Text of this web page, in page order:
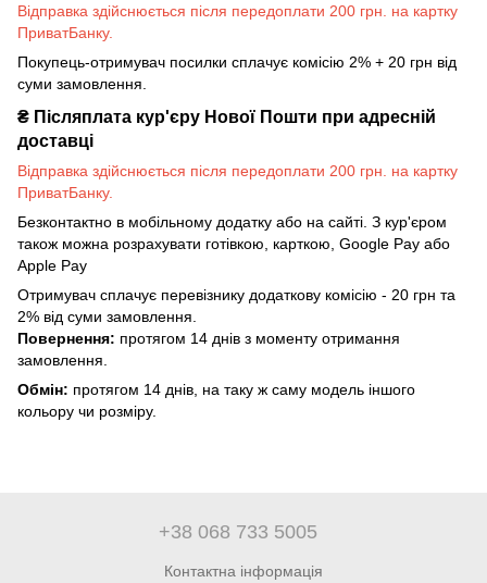
Відправка здійснюється після передоплати 200 грн. на картку
ПриватБанку.
Покупець-отримувач посилки сплачує комісію 2% + 20 грн від
суми замовлення.
₴ Післяплата кур'єру Нової Пошти при адресній
доставці
Відправка здійснюється після передоплати 200 грн. на картку
ПриватБанку.
Безконтактно в мобільному додатку або на сайті. З кур'єром
також можна розрахувати готівкою, карткою, Google Pay або
Apple Pay
Отримувач сплачує перевізнику додаткову комісію - 20 грн та
2% від суми замовлення.
Повернення: протягом 14 днів з моменту отримання
замовлення.
Обмін: протягом 14 днів, на таку ж саму модель іншого
кольору чи розміру.
+38 068 733 5005
Контактна інформація